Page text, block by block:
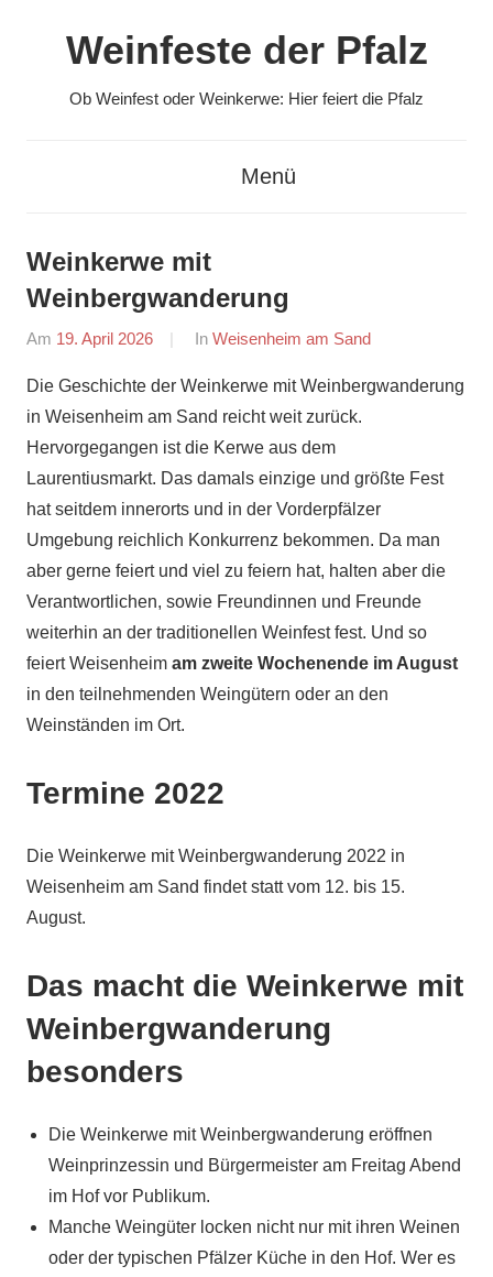
Weinfeste der Pfalz
Ob Weinfest oder Weinkerwe: Hier feiert die Pfalz
Menü
Weinkerwe mit
Weinbergwanderung
Am 19. April 2026
Von
In Weisenheim am Sand
Die Geschichte der Weinkerwe mit Weinbergwanderung
in Weisenheim am Sand reicht weit zurück.
Hervorgegangen ist die Kerwe aus dem
Laurentiusmarkt. Das damals einzige und größte Fest
hat seitdem innerorts und in der Vorderpfälzer
Umgebung reichlich Konkurrenz bekommen. Da man
aber gerne feiert und viel zu feiern hat, halten aber die
Verantwortlichen, sowie Freundinnen und Freunde
weiterhin an der traditionellen Weinfest fest. Und so
feiert Weisenheim am zweite Wochenende im August
in den teilnehmenden Weingütern oder an den
Weinständen im Ort.
Termine 2022
Die Weinkerwe mit Weinbergwanderung 2022 in
Weisenheim am Sand findet statt vom 12. bis 15.
August.
Das macht die Weinkerwe mit
Weinbergwanderung
besonders
Die Weinkerwe mit Weinbergwanderung eröffnen
Weinprinzessin und Bürgermeister am Freitag Abend
im Hof vor Publikum.
Manche Weingüter locken nicht nur mit ihren Weinen
oder der typischen Pfälzer Küche in den Hof. Wer es